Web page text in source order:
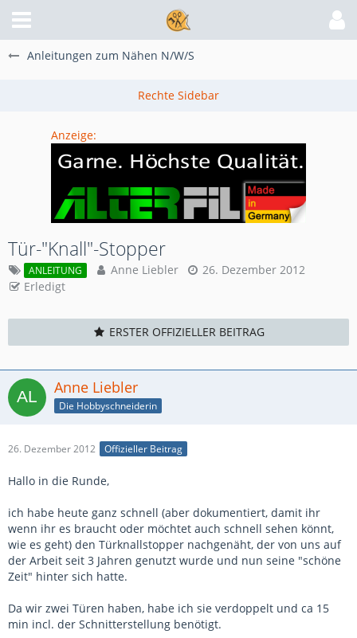
Anleitungen zum Nähen N/W/S
Anzeige:
Tür-"Knall"-Stopper
ANLEITUNG Anne Liebler
26. Dezember 2012
Erledigt
ERSTER OFFIZIELLER BEITRAG
Anne Liebler
Die Hobbyschneiderin
26. Dezember 2012 Offizieller Beitrag
Hallo in die Runde,
ich habe heute ganz schnell (aber dokumentiert, damit ihr
wenn ihr es braucht oder möchtet auch schnell sehen könnt,
wie es geht) den Türknallstopper nachgenäht, der von uns auf
der Arbeit seit 3 Jahren genutzt wurde und nun seine "schöne
Zeit" hinter sich hatte.
Da wir zwei Türen haben, habe ich sie verdoppelt und ca 15
min incl. der Schnitterstellung benötigt.